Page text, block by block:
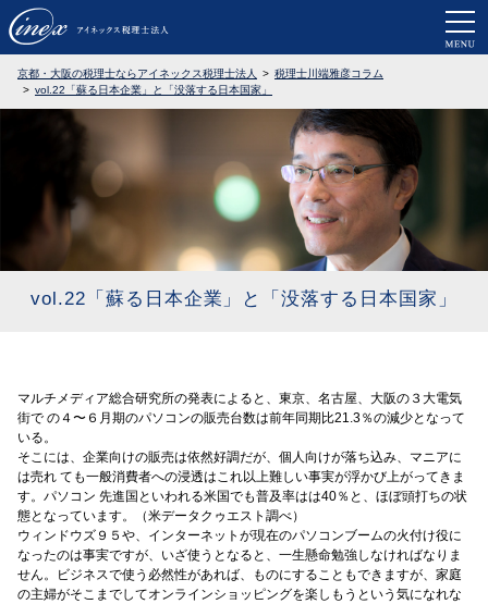
京都・大阪で税務調査に強い税理士な
京都・大阪の税理士ならアイネックス税理士法人
税理士川端雅彦コラム
vol.22「蘇る日本企業」と「没落する日本国家」
vol.22「蘇る日本企業」と「没落する日本国家」
マルチメディア総合研究所の発表によると、東京、名古屋、大阪の３大電気
街で の４〜６月期のパソコンの販売台数は前年同期比21.3％の減少となって
いる。
そこには、企業向けの販売は依然好調だが、個人向けが落ち込み、マニアに
は売れ ても一般消費者への浸透はこれ以上難しい事実が浮かび上がってきま
す。パソコン 先進国といわれる米国でも普及率はは40％と、ほぼ頭打ちの状
態となっています。（米データクゥエスト調べ）
ウィンドウズ９５や、インターネットが現在のパソコンブームの火付け役に
なったのは事実ですが、いざ使うとなると、一生懸命勉強しなければなりま
せん。ビジネスで使う必然性があれば、ものにすることもできますが、家庭
の主婦がそこまでしてオンラインショッピングを楽しもうという気になれな